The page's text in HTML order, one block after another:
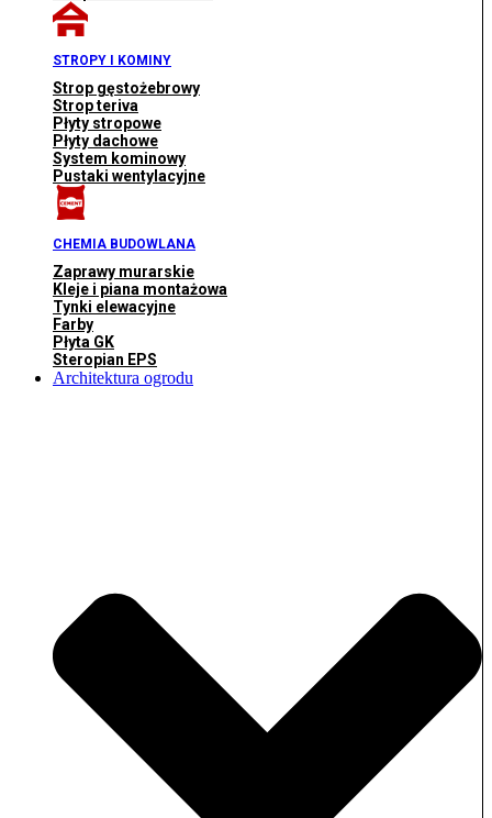
STROPY I KOMINY
Strop gęstożebrowy
Strop teriva
Płyty stropowe
Płyty dachowe
System kominowy
Pustaki wentylacyjne
CHEMIA BUDOWLANA
Zaprawy murarskie
Kleje i piana montażowa
Tynki elewacyjne
Farby
Płyta GK
Steropian EPS
Architektura ogrodu